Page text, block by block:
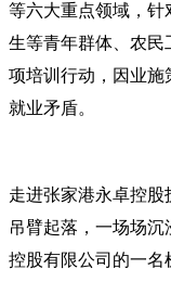
等六大重点领域，针
生等青年群体、农民
项培训行动，因业施
就业矛盾。
走进张家港永卓控
吊臂起落，一场场
控股有限公司的一名